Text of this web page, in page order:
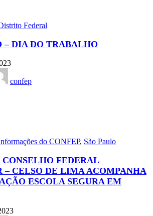
Federal
– DIA DO TRABALHO
confep
do CONFEP, São Paulo
FEDERAL
– CELSO DE LIMA ACOMPANHA
ESCOLA SEGURA EM